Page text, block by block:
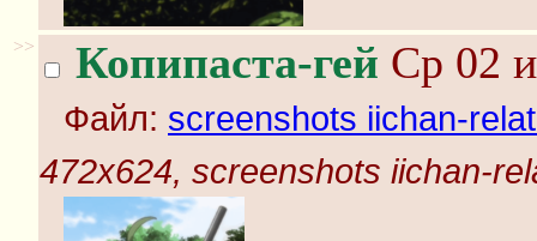
>> Копипаста-гей Ср 02
Файл: screenshots iichan-
472x624, screenshots iichan-